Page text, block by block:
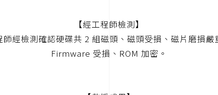
【經工程師檢測】
師經檢測確認硬碟共 2 組磁頭、磁頭受損、磁片磨損嚴
Firmware 受損、ROM 加密。